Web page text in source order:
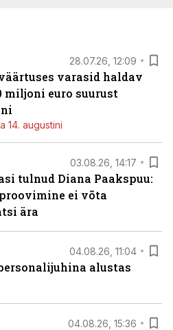
28.07.26, 12:09
varasid haldav
miljoni euro suurust
14. augustini
03.08.26, 14:17
tulnud Diana Paakspuu:
ei võta
ära
04.08.26, 11:04
alustas
04.08.26, 15:36